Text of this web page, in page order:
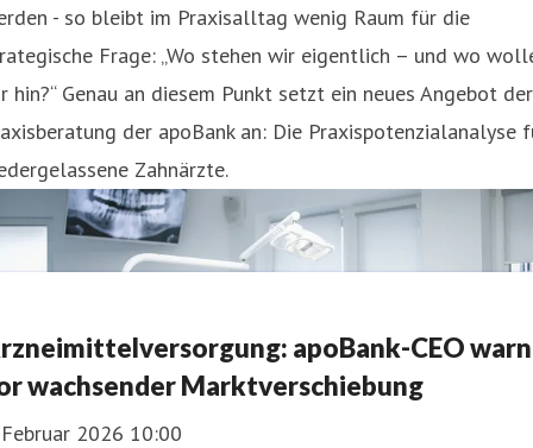
- so bleibt im Praxisalltag wenig Raum für die
Frage: „Wo stehen wir eigentlich – und wo
hin?“ Genau an diesem Punkt setzt ein neues Angebot der
der apoBank an: Die Praxispotenzialanalyse
Zahnärzte.
apoBank-CEO
wachsender Marktverschiebung
2026 10:00